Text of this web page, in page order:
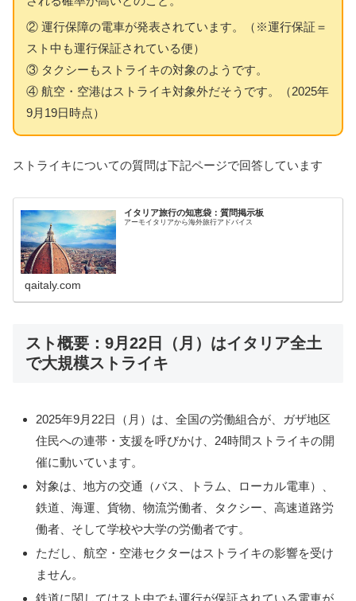
② 運行保障の電車が発表されています。（※運行保証＝
スト中も運行保証されている便）
③ タクシーもストライキの対象のようです。
④ 航空・空港はストライキ対象外だそうです。（2025年
9月19日時点）
ストライキについての質問は下記ページで回答しています
イタリア旅行の知恵袋：質問掲示板
アーモイタリアから海外旅行アドバイス
qaitaly.com
スト概要：9月22日（月）はイタリア全土
で大規模ストライキ
2025年9月22日（月）は、全国の労働組合が、ガザ地区
住民への連帯・支援を呼びかけ、24時間ストライキの開
催に動いています。
対象は、地方の交通（バス、トラム、ローカル電車）、
鉄道、海運、貨物、物流労働者、タクシー、高速道路労
働者、そして学校や大学の労働者です。
ただし、航空・空港セクターはストライキの影響を受け
ません。
鉄道に関してはスト中でも運行が保証されている電車が